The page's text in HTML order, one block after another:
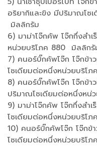
อริยากิและขิง มีปริมาณโซ
มิลลิกรัม
6) มาม่าโจ๊กคัพ โจ๊กกึ่งสำ
หน่วยบริโภค 880 มิลลิกรั
7) คนอร์บิ๊กคัพโจ๊ก โจ๊กข้า
โซเดียมต่อหนึ่งหน่วยบริโ
8) คนอร์บิ๊กคัพโจ๊ก โจ๊กข้า
ปริมาณโซเดียมต่อหนึ่งหน่
9) มาม่าโจ๊กคัพ โจ๊กกึ่งสำ
โซเดียมต่อหนึ่งหน่วยบริโ
10) คนอร์บิ๊กคัพโจ๊ก โจ๊กข้
โซเดียมต่อหนึ่งหน่วยบริโ